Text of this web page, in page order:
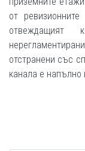
от
отстранени със
канала е напълно